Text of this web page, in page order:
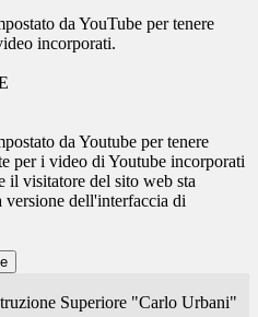
da YouTube per tenere
incorporati.
da Youtube per tenere
per i video di Youtube incorporati
il visitatore del sito web sta
dell'interfaccia di
Superiore "Carlo Urbani"